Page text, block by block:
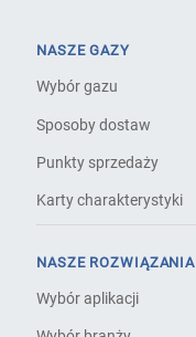
NASZE GAZY
Wybór gazu
Sposoby dostaw
Punkty sprzedaży
Karty charakterystyki
NASZE ROZWIĄZANIA
Wybór aplikacji